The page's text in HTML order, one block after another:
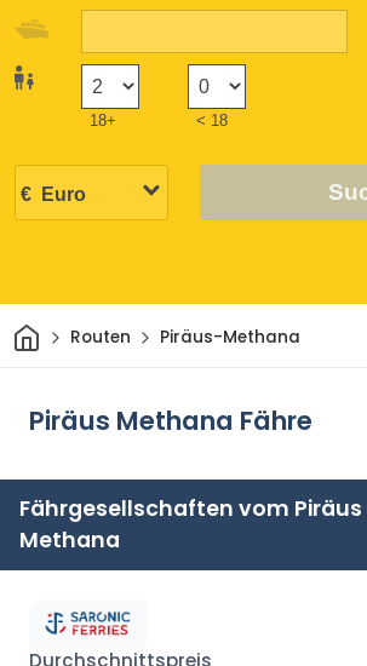
18+ < 18
HeimRouten Piräus-Methana
Piräus Methana Fähre
Fährgesellschaften vom Piräus
Methana